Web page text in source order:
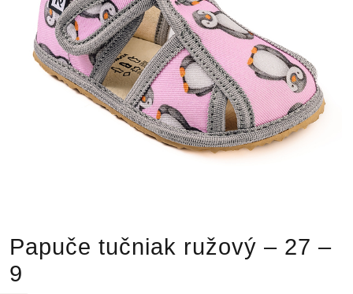
Papuče tučniak ružový – 27 –
9